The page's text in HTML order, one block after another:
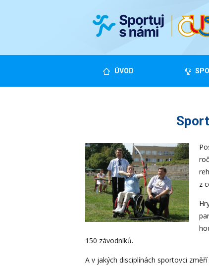
ÚVOD
z
150 závodníků.
A v jakých disciplínách sportovci